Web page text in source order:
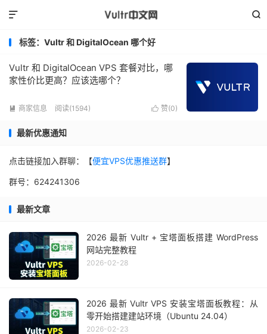


标签：Vultr 和 DigitalOcean 哪个好
Vultr 和 DigitalOcean VPS 套餐对比，哪
家性价比更高？应该选哪个？
 商家信息 阅读(1594)  赞(0)
最新优惠通知
点击链接加入群聊：【便宜VPS优惠推送群】
群号：624241306
最新文章
2026 最新 Vultr + 宝塔面板搭建 WordPress
网站完整教程
2026-02-28
2026 最新 Vultr VPS 安装宝塔面板教程：从
零开始搭建建站环境（Ubuntu 24.04）
2026-02-23